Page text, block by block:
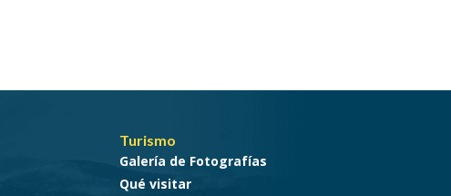
Turismo
Galería de Fotografías
Qué visitar